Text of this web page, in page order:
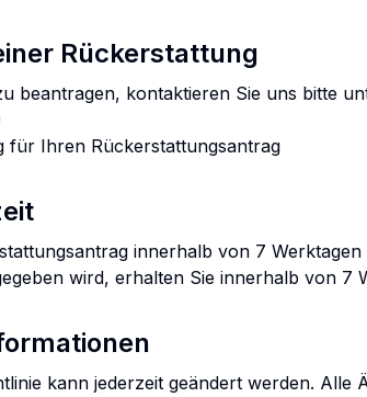
Rückerstattung
beantragen, kontaktieren Sie uns bitte
für Ihren Rückerstattungsantrag
innerhalb von 7
wird, erhalten Sie innerhalb von 7
kann jederzeit geändert werden.